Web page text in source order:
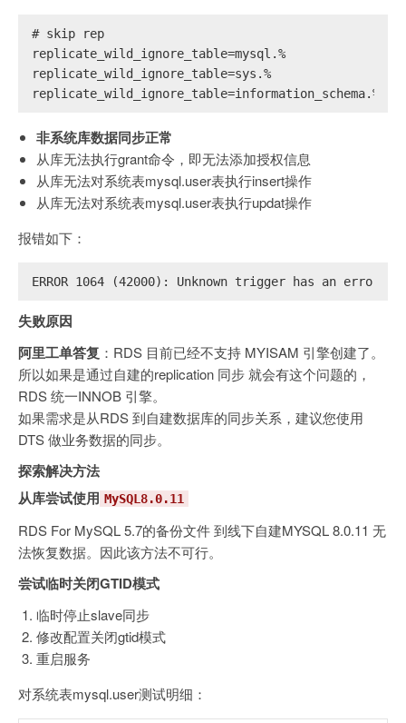
# skip rep
replicate_wild_ignore_table=mysql.%
replicate_wild_ignore_table=sys.%
replicate_wild_ignore_table=information_schema.%
非系统库数据同步正常
从库无法执行grant命令，即无法添加授权信息
从库无法对系统表mysql.user表执行insert操作
从库无法对系统表mysql.user表执行updat操作
报错如下：
ERROR 1064 (42000): Unknown trigger has an
失败原因
阿里工单答复 ：RDS 目前已经不支持 MYISAM 引擎创建了。
所以如果是通过自建的replication 同步 就会有这个问题的，
RDS 统一INNOB 引擎。
如果需求是从RDS 到自建数据库的同步关系，建议您使用
DTS 做业务数据的同步。
探索解决方法
从库尝试使用 MySQL8.0.11
RDS For MySQL 5.7的备份文件 到线下自建MYSQL 8.0.11 无
法恢复数据。因此该方法不可行。
尝试临时关闭GTID模式
临时停止slave同步
修改配置关闭gtid模式
重启服务
对系统表mysql.user测试明细：